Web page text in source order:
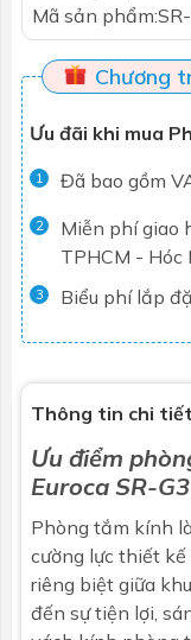
Mã sản phẩm:
Chương
Ưu đãi khi mua
1 Đã bao gồm
2
Miễn phí giao
TPHCM - Hóc
3 Biểu phí lắp
Thông tin chi tiết
Ưu điểm
Euroca SR-
Phòng tắm kính
cường lực thiết
riêng biệt giữa
đến sự tiện lợi,